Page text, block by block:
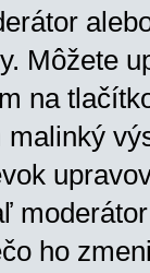
Môžete
na
ho